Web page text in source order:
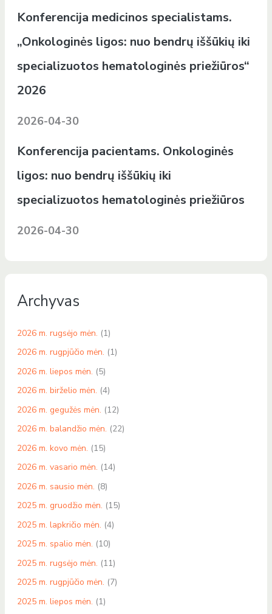
Konferencija medicinos specialistams.
„Onkologinės ligos: nuo bendrų iššūkių iki
specializuotos hematologinės priežiūros“
2026
2026-04-30
Konferencija pacientams. Onkologinės
ligos: nuo bendrų iššūkių iki
specializuotos hematologinės priežiūros
2026-04-30
Archyvas
2026 m. rugsėjo mėn. (1)
2026 m. rugpjūčio mėn. (1)
2026 m. liepos mėn. (5)
2026 m. birželio mėn. (4)
2026 m. gegužės mėn. (12)
2026 m. balandžio mėn. (22)
2026 m. kovo mėn. (15)
2026 m. vasario mėn. (14)
2026 m. sausio mėn. (8)
2025 m. gruodžio mėn. (15)
2025 m. lapkričio mėn. (4)
2025 m. spalio mėn. (10)
2025 m. rugsėjo mėn. (11)
2025 m. rugpjūčio mėn. (7)
2025 m. liepos mėn. (1)